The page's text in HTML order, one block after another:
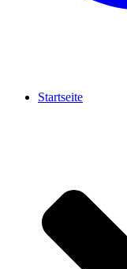
Startseite